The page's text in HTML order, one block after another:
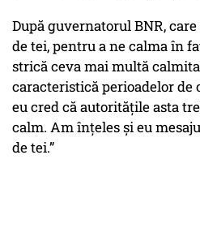
După guvernatorul BNR,
de tei, pentru a ne calma în
strică ceva mai multă
caracteristică perioadelor de
eu cred că autoritățile asta
calm. Am înțeles și eu
de tei.”